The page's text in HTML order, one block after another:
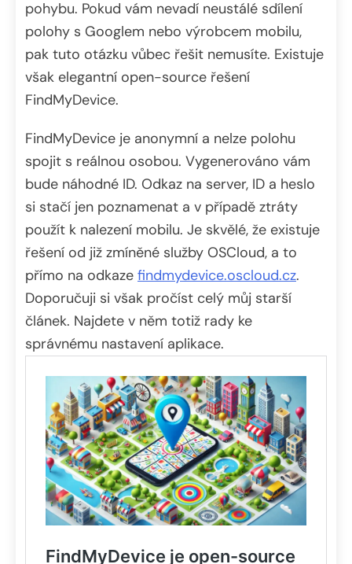
pohybu. Pokud vám nevadí neustálé sdílení
polohy s Googlem nebo výrobcem mobilu,
pak tuto otázku vůbec řešit nemusíte. Existuje
však elegantní open-source řešení
FindMyDevice.
FindMyDevice je anonymní a nelze polohu
spojit s reálnou osobou. Vygenerováno vám
bude náhodné ID. Odkaz na server, ID a heslo
si stačí jen poznamenat a v případě ztráty
použít k nalezení mobilu. Je skvělé, že existuje
řešení od již zmíněné služby OSCloud, a to
přímo na odkaze findmydevice.oscloud.cz.
Doporučuji si však pročíst celý můj starší
článek. Najdete v něm totiž rady ke
správnému nastavení aplikace.